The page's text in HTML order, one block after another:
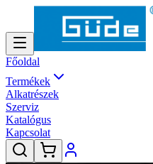
Főoldal
Termékek
Alkatrészek
Szerviz
Katalógus
Kapcsolat